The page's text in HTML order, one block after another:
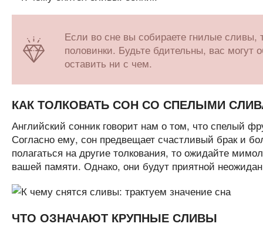
Если во сне вы собираете гнилые сливы,
половинки. Будьте бдительны, вас могут
оставить ни с чем.
КАК ТОЛКОВАТЬ СОН СО СПЕЛЫМИ
Английский сонник говорит нам о том, что спелый
Согласно ему, сон предвещает счастливый брак и
полагаться на другие толкования, то ожидайте
вашей памяти. Однако, они будут приятной
ЧТО ОЗНАЧАЮТ КРУПНЫЕ СЛИВЫ